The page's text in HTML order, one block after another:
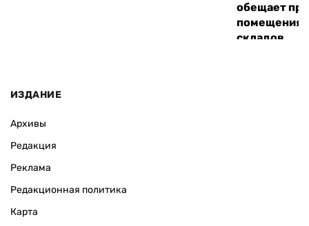
обещает
помещения
складов
ИЗДАНИЕ
Архивы
Редакция
Реклама
Редакционная политика
Карта